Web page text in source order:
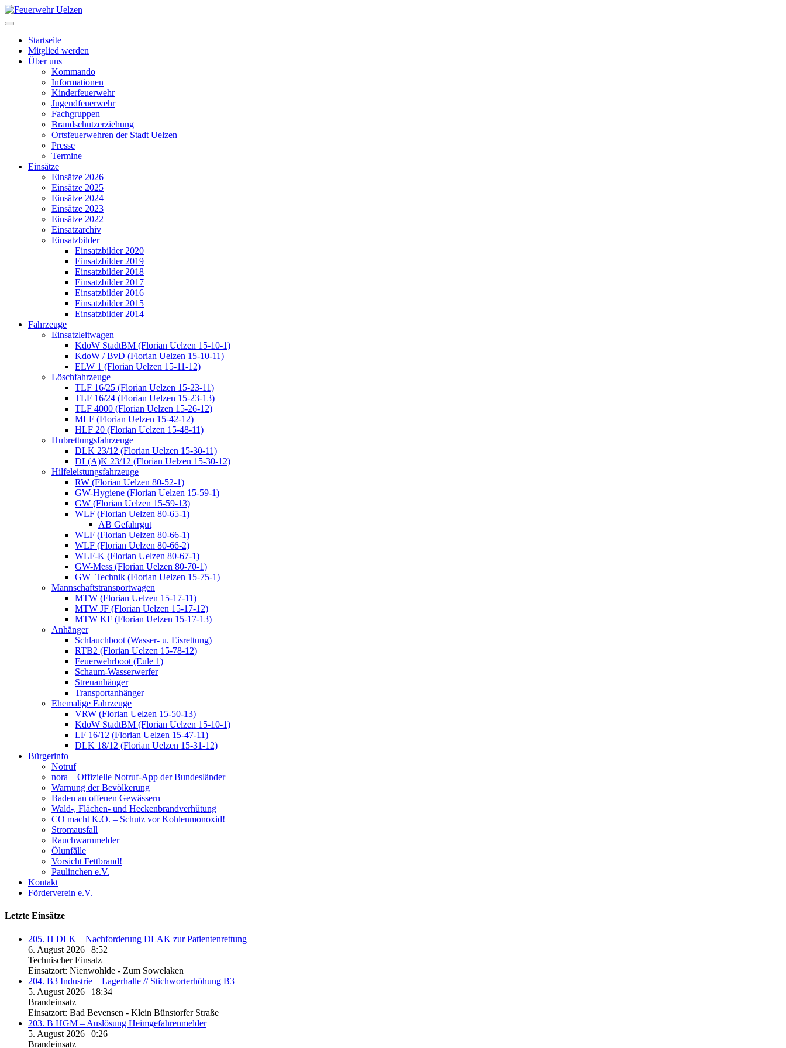
Startseite
Mitglied werden
Über uns
Kommando
Informationen
Kinderfeuerwehr
Jugendfeuerwehr
Fachgruppen
Brandschutzerziehung
Ortsfeuerwehren der Stadt Uelzen
Presse
Termine
Einsätze
Einsätze 2026
Einsätze 2025
Einsätze 2024
Einsätze 2023
Einsätze 2022
Einsatzarchiv
Einsatzbilder
Einsatzbilder 2020
Einsatzbilder 2019
Einsatzbilder 2018
Einsatzbilder 2017
Einsatzbilder 2016
Einsatzbilder 2015
Einsatzbilder 2014
Fahrzeuge
Einsatzleitwagen
KdoW StadtBM (Florian Uelzen 15-10-1)
KdoW / BvD (Florian Uelzen 15-10-11)
ELW 1 (Florian Uelzen 15-11-12)
Löschfahrzeuge
TLF 16/25 (Florian Uelzen 15-23-11)
TLF 16/24 (Florian Uelzen 15-23-13)
TLF 4000 (Florian Uelzen 15-26-12)
MLF (Florian Uelzen 15-42-12)
HLF 20 (Florian Uelzen 15-48-11)
Hubrettungsfahrzeuge
DLK 23/12 (Florian Uelzen 15-30-11)
DL(A)K 23/12 (Florian Uelzen 15-30-12)
Hilfeleistungsfahrzeuge
RW (Florian Uelzen 80-52-1)
GW-Hygiene (Florian Uelzen 15-59-1)
GW (Florian Uelzen 15-59-13)
WLF (Florian Uelzen 80-65-1)
AB Gefahrgut
WLF (Florian Uelzen 80-66-1)
WLF (Florian Uelzen 80-66-2)
WLF-K (Florian Uelzen 80-67-1)
GW-Mess (Florian Uelzen 80-70-1)
GW–Technik (Florian Uelzen 15-75-1)
Mannschaftstransportwagen
MTW (Florian Uelzen 15-17-11)
MTW JF (Florian Uelzen 15-17-12)
MTW KF (Florian Uelzen 15-17-13)
Anhänger
Schlauchboot (Wasser- u. Eisrettung)
RTB2 (Florian Uelzen 15-78-12)
Feuerwehrboot (Eule 1)
Schaum-Wasserwerfer
Streuanhänger
Transportanhänger
Ehemalige Fahrzeuge
VRW (Florian Uelzen 15-50-13)
KdoW StadtBM (Florian Uelzen 15-10-1)
LF 16/12 (Florian Uelzen 15-47-11)
DLK 18/12 (Florian Uelzen 15-31-12)
Bürgerinfo
Notruf
nora – Offizielle Notruf-App der Bundesländer
Warnung der Bevölkerung
Baden an offenen Gewässern
Wald-, Flächen- und Heckenbrandverhütung
CO macht K.O. – Schutz vor Kohlenmonoxid!
Stromausfall
Rauchwarnmelder
Ölunfälle
Vorsicht Fettbrand!
Paulinchen e.V.
Kontakt
Förderverein e.V.
Letzte Einsätze
205. H DLK – Nachforderung DLAK zur Patientenrettung
6. August 2026 | 8:52
Technischer Einsatz
Einsatzort: Nienwohlde - Zum Sowelaken
204. B3 Industrie – Lagerhalle // Stichworterhöhung B3
5. August 2026 | 18:34
Brandeinsatz
Einsatzort: Bad Bevensen - Klein Bünstorfer Straße
203. B HGM – Auslösung Heimgefahrenmelder
5. August 2026 | 0:26
Brandeinsatz